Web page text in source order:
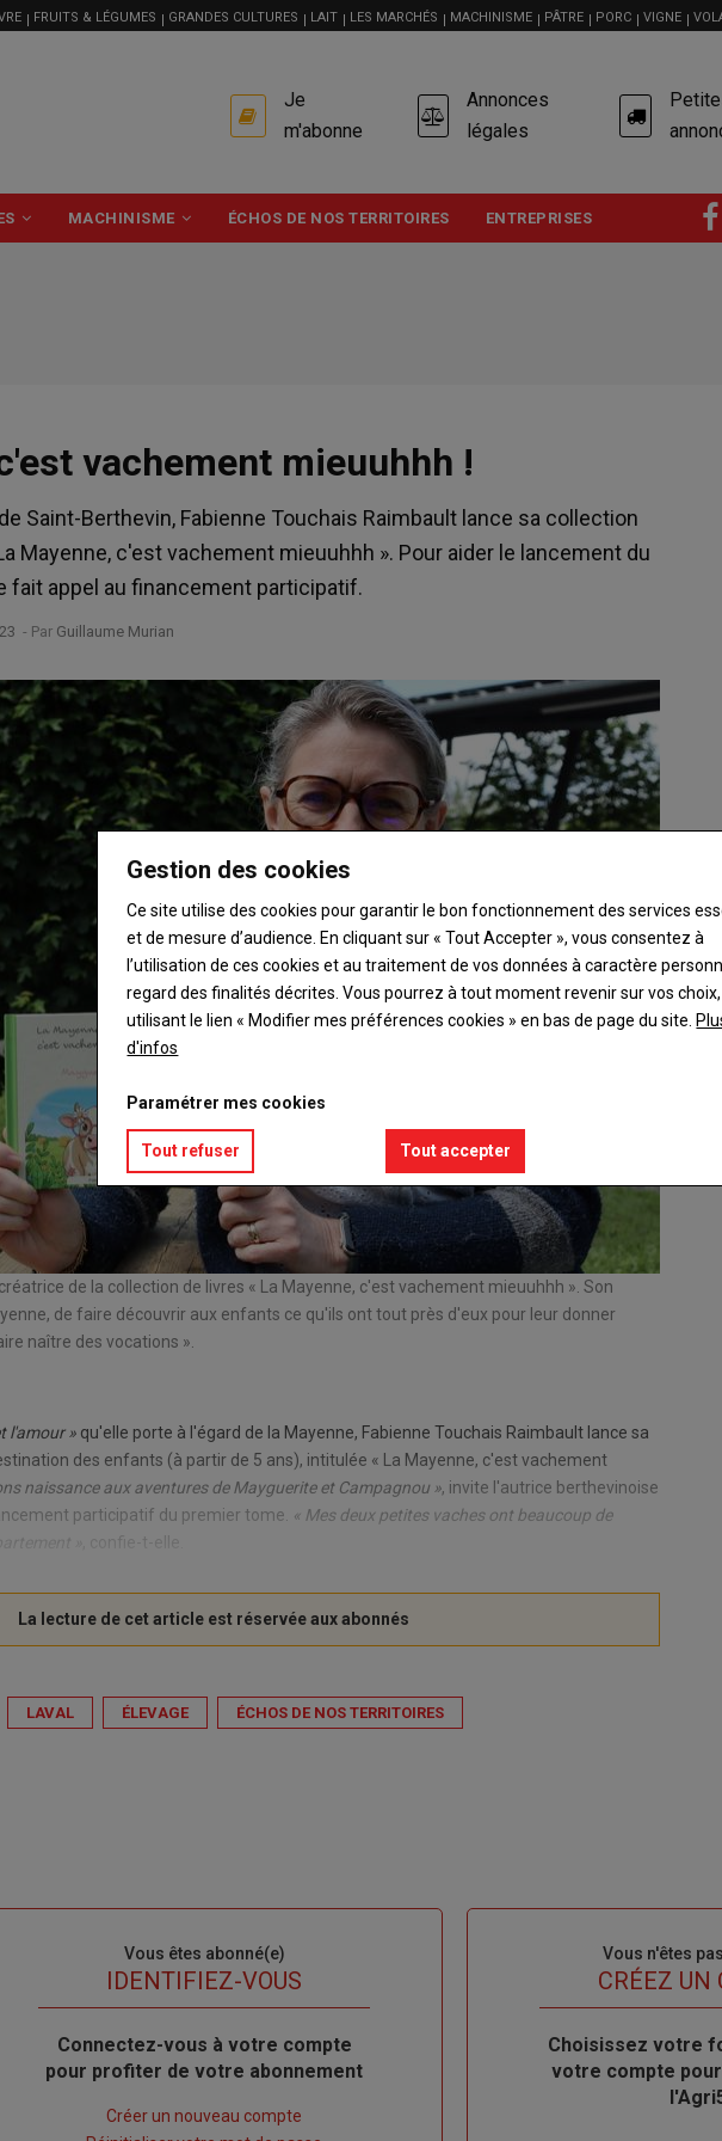
FRUITS & LÉGUMES GRANDES CULTURES LAIT LES MARCHÉS MACHINISME PÂTRE PORC VIGNE
USER
ACCOUNT
MENU
Je
m'abonne
Annonces
légales
MACHINISME ÉCHOS DE NOS TERRITOIRES ENTREPRISES
vachement mieuuhhh !
Saint-Berthevin, Fabienne Touchais Raimbault lance sa collection
Mayenne, c'est vachement mieuuhhh ». Pour aider le lancement du
fait appel au financement participatif.
- Par Guillaume Murian
de la collection de livres « La Mayenne, c'est vachement mieuuhhh ». Son
de faire découvrir aux enfants ce qu'ils ont tout près d'eux pour leur donner
naître des vocations ».
l'amour » qu'elle porte à l'égard de la Mayenne, Fabienne Touchais Raimbault lance sa
des enfants (à partir de 5 ans), intitulée « La Mayenne, c'est vachement
naissance aux aventures de Mayguerite et Campagnou », invite l'autrice berthevinoise
participatif du premier tome. « Mes deux petites vaches ont beaucoup de
LAVAL ÉLEVAGE ÉCHOS DE NOS TERRITOIRES
Vous êtes abonné(e)
IDENTIFIEZ-VOUS
Body
Connectez-vous à votre compte
pour profiter de votre abonnement
Créer un nouveau compte
Vous n'êtes
TITRECRÉEZ UN
Body
Choisissez votre
votre compte
Gestion des cookies
Ce site utilise des cookies pour garantir le bon fonctionnement des services
et de mesure d’audience. En cliquant sur « Tout Accepter », vous consentez à
l’utilisation de ces cookies et au traitement de vos données à caractère
regard des finalités décrites. Vous pourrez à tout moment revenir sur vos
utilisant le lien « Modifier mes préférences cookies » en bas de page du site.
d'infos
Paramétrer mes cookies
Tout refuser Tout accepter